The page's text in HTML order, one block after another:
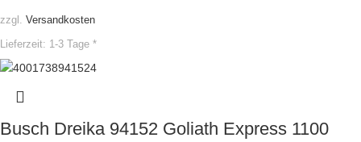
zzgl. Versandkosten
Lieferzeit: 1-3 Tage *
Busch Dreika 94152 Goliath Express 1100